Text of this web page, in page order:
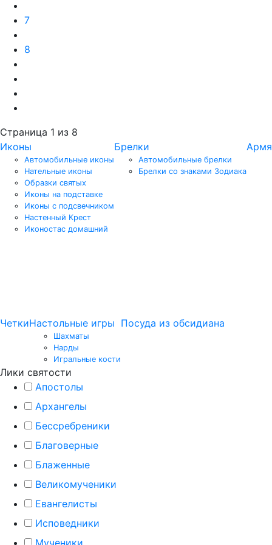
7
8
Страница 1 из 8
Иконы
Автомобильные иконы
Нательные иконы
Образки святых
Иконы на подставке
Иконы с подсвечником
Настенный Крест
Иконостас домашний
Брелки
Автомобильные брелки
Брелки со знаками Зодиака
ЧеткиНастольные игры
Шахматы
Нарды
Игральные кости
Посуда из обсидиана
Лики святости
Апостолы
Архангелы
Бессребреники
Благоверные
Блаженные
Великомученики
Евангелисты
Исповедники
Мученики